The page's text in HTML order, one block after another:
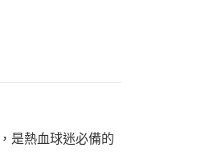
是熱血球迷必備的